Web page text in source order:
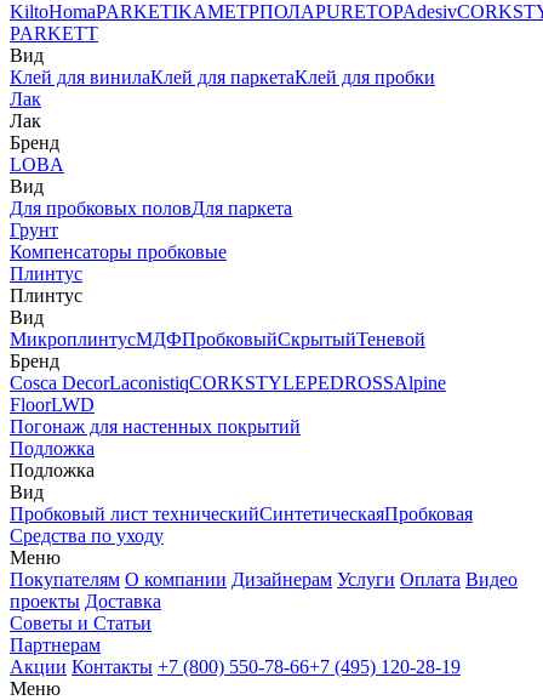
KiltoHomaPARKETIKAМЕТРПОЛАPURETOPAdesiv
PARKETT
Вид
Клей для винилаКлей для паркетаКлей для пробки
Лак
Лак
Бренд
LOBA
Вид
Для пробковых половДля паркета
Грунт
Компенсаторы пробковые
Плинтус
Плинтус
Вид
МикроплинтусМДФПробковыйСкрытыйТеневой
Бренд
Cosca DecorLaconistiqCORKSTYLEPEDROSSAlpine
FloorLWD
Погонаж для настенных покрытий
Подложка
Подложка
Вид
Пробковый лист техническийСинтетическаяПробковая
Средства по уходу
Меню
Покупателям О компании Дизайнерам Услуги Оплата Видео
проекты Доставка
Советы и Статьи
Партнерам
Акции Контакты +7 (800) 550-78-66+7 (495) 120-28-19
Меню